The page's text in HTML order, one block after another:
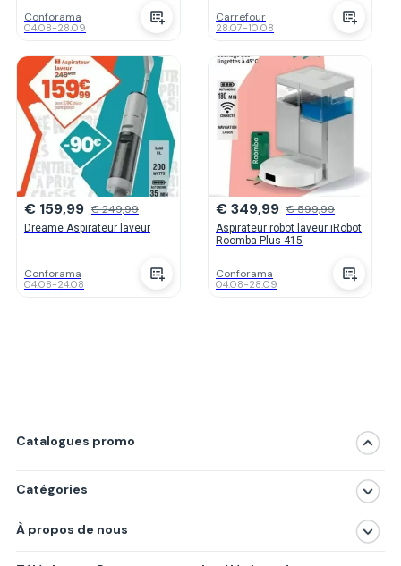
Conforama
04.08-28.09
Carrefour
28.07-10.08
€ 159,99 € 249,99
Dreame Aspirateur laveur
Conforama
04.08-24.08
€ 349,99 € 599,99
Aspirateur robot laveur iRobot
Roomba Plus 415
Conforama
04.08-28.09
Catalogues promo
Catégories
Produits
À propos de nous